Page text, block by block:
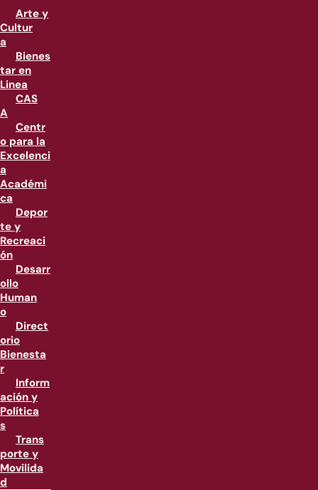
Arte y
Cultur
a
Bienes
tar en
Linea
CAS
A
Centr
o para la
Excelenci
a
Académi
ca
Depor
te y
Recreaci
ón
Desarr
ollo
Human
o
Direct
orio
Bienesta
r
Inform
ación y
Política
s
Trans
porte y
Movilida
d